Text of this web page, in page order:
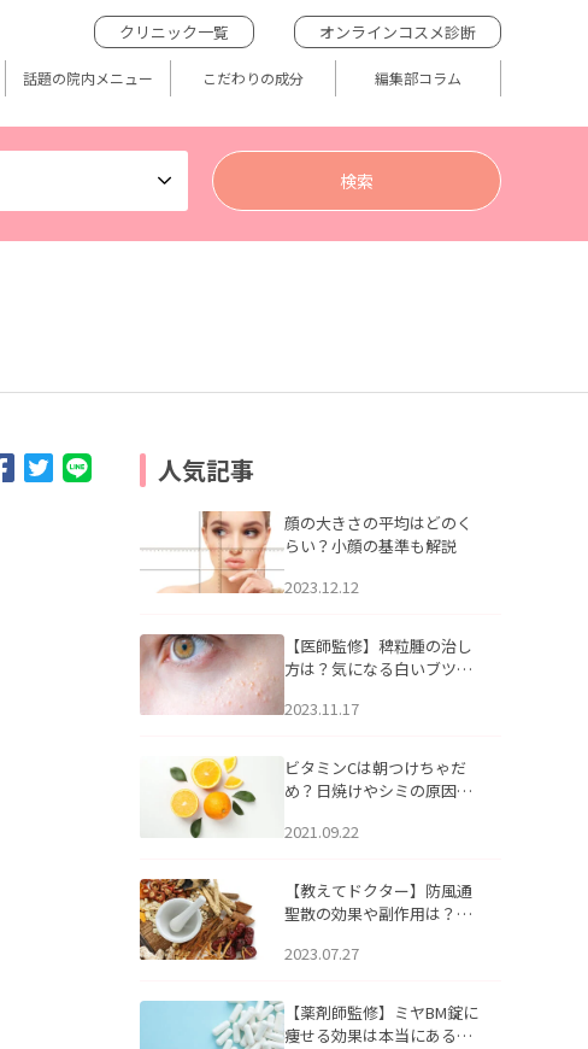
クリニック一覧 オンラインコスメ診断
話題の院内メニュー こだわりの成分 編集部コラム
人気記事
顔の大きさの平均はどのく
らい？小顔の基準も解説
2023.12.12
【医師監修】稗粒腫の治し
方は？気になる白いブツブ
アについて
2023.11.17
ビタミンCは朝つけちゃだ
め？日焼けやシミの原因に
2021.09.22
【教えてドクター】防風通
聖散の効果や副作用は？長
2023.07.27
【薬剤師監修】ミヤBM錠に
痩せる効果は本当にある